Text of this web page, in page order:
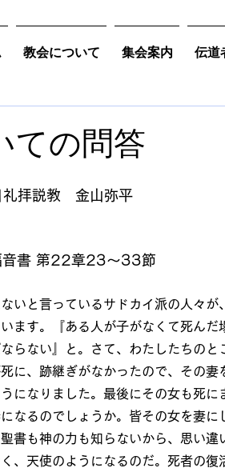
ての問答
拝説教　金山弥平
音書 第22章23～33節
いと言っているサドカイ派の人々
ます。『ある人が子がなくて死ん
らない』と。さて、わたしたちの
に、跡継ぎがなかったので、その
になりました。最後にその女も死
なるのでしょうか。皆その女を妻
書も神の力も知らないから、思い
、天使のようになるのだ。死者の
教会について 集会案内 伝道